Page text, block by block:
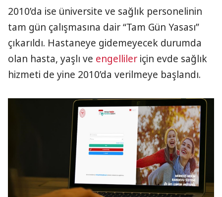
2010’da ise üniversite ve sağlık personelinin
tam gün çalışmasına dair “Tam Gün Yasası”
çıkarıldı. Hastaneye gidemeyecek durumda
olan hasta, yaşlı ve engelliler için evde sağlık
hizmeti de yine 2010’da verilmeye başlandı.